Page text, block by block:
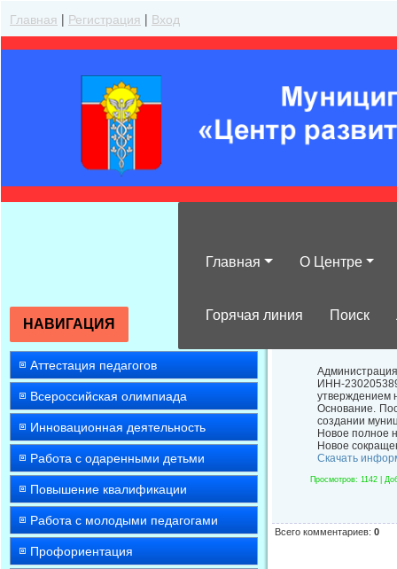
Главная | Регистрация | Вход
Главная О Центре
Горячая линия Поиск
НАВИГАЦИЯ
Аттестация педагогов
Всероссийская олимпиада
Инновационная деятельность
Работа с одаренными детьми
Повышение квалификации
Работа с молодыми педагогами
Профориентация
Устава
ИНН-
утверждением
Основание.
создании
Новое полное
Новое
Скачать
Просмотров: 1142 |
Всего комментариев: 0